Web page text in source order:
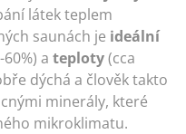
látek teplem
saunách je ideální
60%) a teploty(cca
dýchá a člověk takto
minerály, které
mikroklimatu.